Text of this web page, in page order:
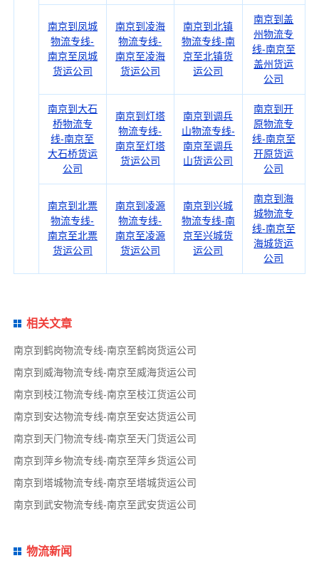
南京到凤城
物流专线-
南京至凤城
货运公司
南京到凌海
物流专线-
南京至凌海
货运公司
南京到北镇
物流专线-南
京至北镇货
运公司
南京到盖
州物流专
线-南京至
盖州货运
公司
南京到大石
桥物流专
线-南京至
大石桥货运
公司
南京到灯塔
物流专线-
南京至灯塔
货运公司
南京到调兵
山物流专线-
南京至调兵
山货运公司
南京到开
原物流专
线-南京至
开原货运
公司
南京到北票
物流专线-
南京至北票
货运公司
南京到凌源
物流专线-
南京至凌源
货运公司
南京到兴城
物流专线-南
京至兴城货
运公司
南京到海
城物流专
线-南京至
海城货运
公司
相关文章
南京到鹤岗物流专线-南京至鹤岗货运公司
南京到威海物流专线-南京至威海货运公司
南京到枝江物流专线-南京至枝江货运公司
南京到安达物流专线-南京至安达货运公司
南京到天门物流专线-南京至天门货运公司
南京到萍乡物流专线-南京至萍乡货运公司
南京到塔城物流专线-南京至塔城货运公司
南京到武安物流专线-南京至武安货运公司
物流新闻